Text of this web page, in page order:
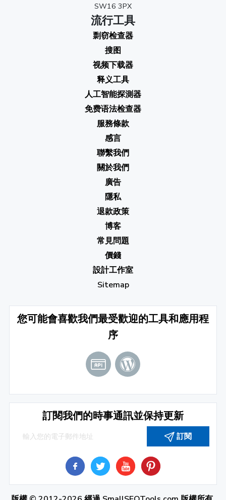
SW16 3PX
流行工具
剽窃检查器
搜图
视频下载器
释义工具
人工智能探測器
免费语法检查器
服務條款
感言
聯繫我們
關於我們
廣告
隱私
退款政策
博客
常見問題
價錢
設計工作室
Sitemap
您可能會喜歡我們最受歡迎的工具和應用程
序
訂閱我們的時事通訊並保持更新
訂閱